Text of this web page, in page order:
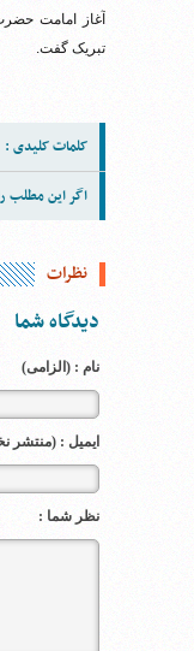
آغاز امامت
تبریک گفت.
کلمات کلیدی :
اگر این مطلب
نظرات
دیدگاه شما
نام : (الزامی)
ایمیل : (منتشر
نظر شما :